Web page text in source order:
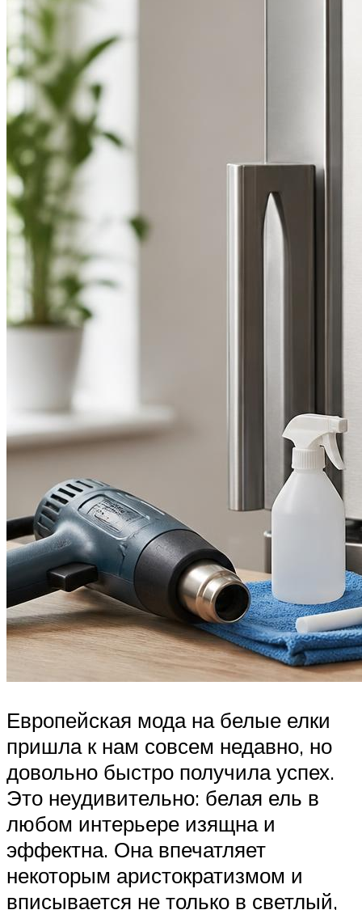
Европейская мода на белые елки
пришла к нам совсем недавно, но
довольно быстро получила успех.
Это неудивительно: белая ель в
любом интерьере изящна и
эффектна. Она впечатляет
некоторым аристократизмом и
вписывается не только в светлый,